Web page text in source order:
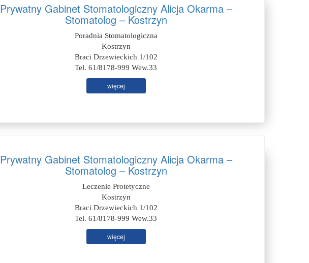
Prywatny Gabinet Stomatologiczny Alicja Okarma –
Stomatolog – Kostrzyn
Poradnia Stomatologiczna
Kostrzyn
Braci Drzewieckich 1/102
Tel. 61/8178-999 Wew.33
więcej
Prywatny Gabinet Stomatologiczny Alicja Okarma –
Stomatolog – Kostrzyn
Leczenie Protetyczne
Kostrzyn
Braci Drzewieckich 1/102
Tel. 61/8178-999 Wew.33
więcej